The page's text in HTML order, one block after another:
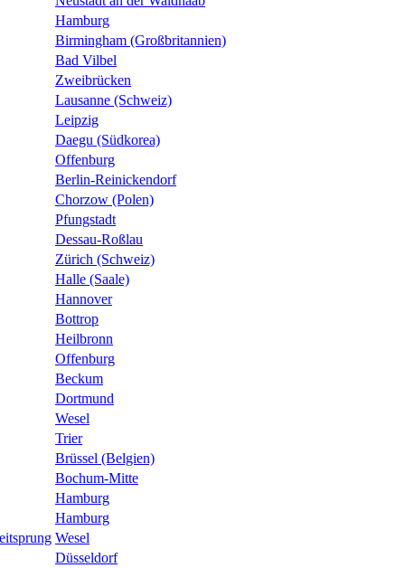
Hamburg
Birmingham (Großbritannien)
Bad Vilbel
Zweibrücken
Lausanne (Schweiz)
Leipzig
Daegu (Südkorea)
Offenburg
Berlin-Reinickendorf
Chorzow (Polen)
Pfungstadt
Dessau-Roßlau
Zürich (Schweiz)
Halle (Saale)
Hannover
Bottrop
Heilbronn
Offenburg
Beckum
Dortmund
Wesel
Trier
Brüssel (Belgien)
Bochum-Mitte
Hamburg
Hamburg
Wesel
Düsseldorf